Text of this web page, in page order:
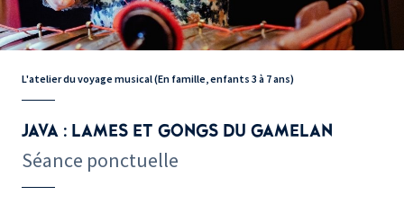
L'atelier du voyage musical (En famille, enfants 3 à 7 ans)
JAVA : LAMES ET GONGS DU GAMELAN
Séance ponctuelle